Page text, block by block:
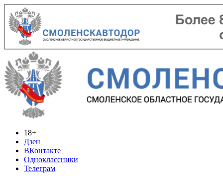
18+
Дзен
ВКонтакте
Одноклассники
Телеграм